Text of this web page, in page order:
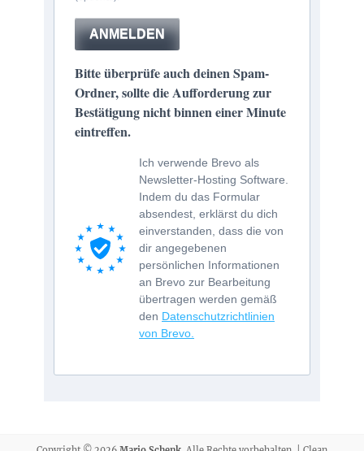
ANMELDEN
Bitte überprüfe auch deinen Spam-
Ordner, sollte die Aufforderung zur
Bestätigung nicht binnen einer Minute
eintreffen.
Ich verwende Brevo als
Newsletter-Hosting Software.
Indem du das Formular
absendest, erklärst du dich
einverstanden, dass die von
dir angegebenen
persönlichen Informationen
an Brevo zur Bearbeitung
übertragen werden gemäß
den Datenschutzrichtlinien
von Brevo.